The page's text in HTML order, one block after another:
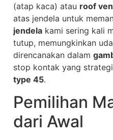
(atap kaca) atau roof
atas jendela untuk
jendela kami sering kali
tutup, memungkinkan
direncanakan dalam
stop kontak yang
type 45.
Pemilihan
dari Awal